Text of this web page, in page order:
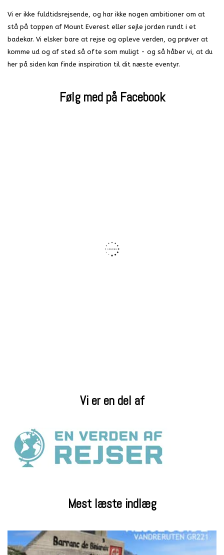
Vi er ikke fuldtidsrejsende, og har ikke nogen ambitioner om at
stå på toppen af Mount Everest eller sejle jorden rundt i et
badekar. Vi elsker bare at rejse og opleve verden, og prøver at
komme ud og af sted så ofte som muligt - og så håber vi, at du
her på siden kan finde inspiration til dit næste eventyr.
Følg med på Facebook
Vi er en del af
Mest læste indlæg